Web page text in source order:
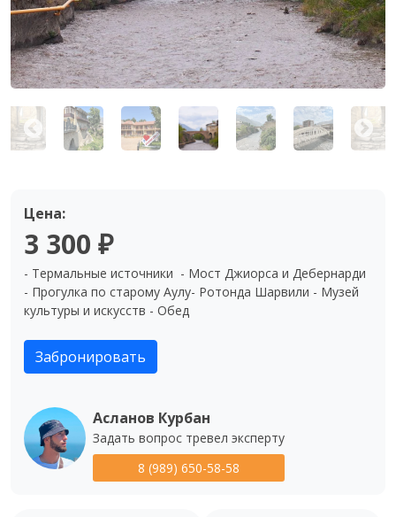
Цена:
3 300 ₽
- Термальные источники  - Мост Джиорса и Дебернарди
- Прогулка по старому Аулу- Ротонда Шарвили - Музей
культуры и искусств - Обед
Забронировать
Асланов Курбан
Задать вопрос тревел эксперту
8 (989) 650-58-58